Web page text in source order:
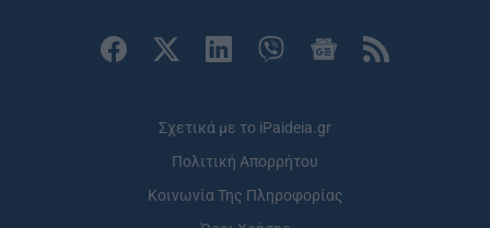
Σχετικά με το iPaideia.gr
Πολιτική Απορρήτου
Κοινωνία Της Πληροφορίας